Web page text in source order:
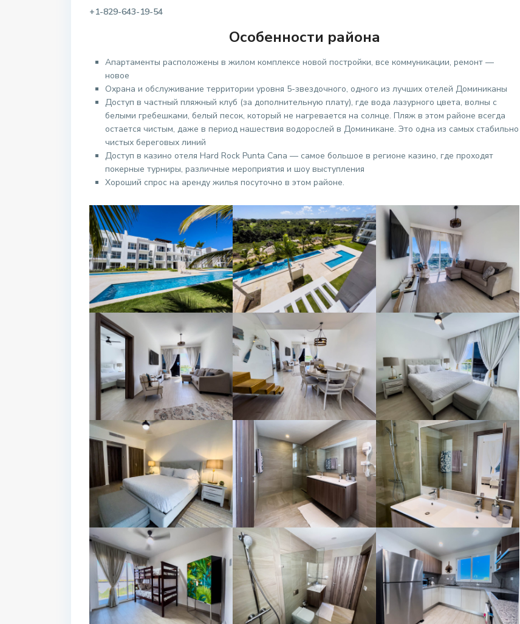
+1-829-643-19-54
Особенности района
Апартаменты расположены в жилом комплексе новой постройки, все коммуникации, ремонт —
новое
Охрана и обслуживание территории уровня 5-звездочного, одного из лучших отелей Доминиканы
Доступ в частный пляжный клуб (за дополнительную плату), где вода лазурного цвета, волны с
белыми гребешками, белый песок, который не нагревается на солнце. Пляж в этом районе всегда
остается чистым, даже в период нашествия водорослей в Доминикане. Это одна из самых стабильно
чистых береговых линий
Доступ в казино отеля Hard Rock Punta Cana — самое большое в регионе казино, где проходят
покерные турниры, различные мероприятия и шоу выступления
Хороший спрос на аренду жилья посуточно в этом районе.